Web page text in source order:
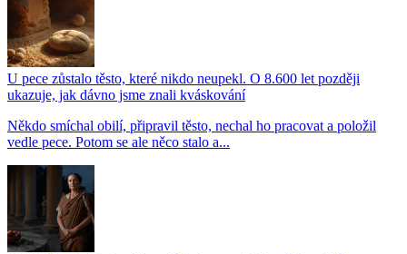
U pece zůstalo těsto, které nikdo neupekl. O 8.600 let později
ukazuje, jak dávno jsme znali kváskování
Někdo smíchal obilí, připravil těsto, nechal ho pracovat a položil
vedle pece. Potom se ale něco stalo a...